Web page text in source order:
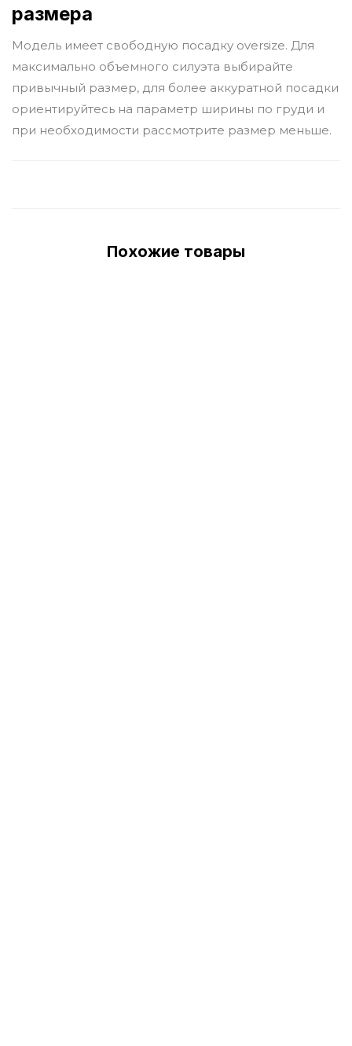
размера
Модель имеет свободную посадку oversize. Для
максимально объемного силуэта выбирайте
привычный размер, для более аккуратной посадки
ориентируйтесь на параметр ширины по груди и
при необходимости рассмотрите размер меньше.
Похожие товары